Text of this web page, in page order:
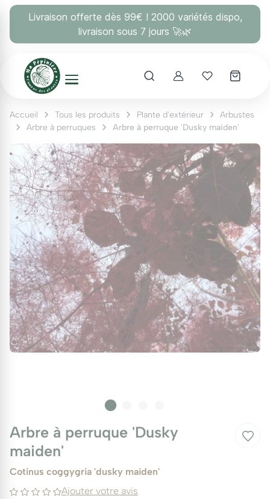
Livraison offerte dès 99€ ! 2000 variétés dispo,
livraison sous 7 jours 🚀🌿
AccountMes coups
Accueil Tous les produits Plante d'extérieur
Arbustes
Arbre à perruques
Arbre à perruque 'Dusky maiden'
Arbre à perruque 'Dusky
maiden'
Cotinus coggygria 'dusky maiden'
Ajouter votre avis
Panneau de gestion des cookies